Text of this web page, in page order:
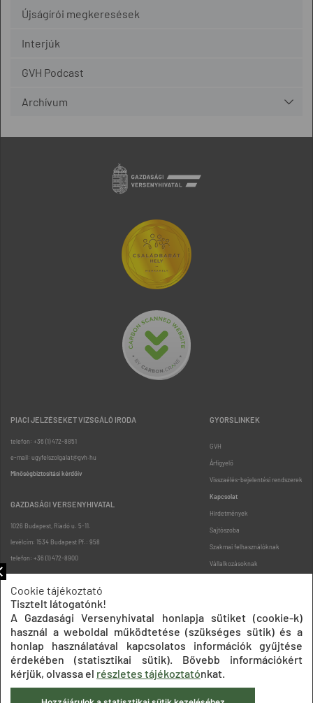
Újságírói megkeresések
Interjúk
GVH Podcast
Archívum
PIACI JELZÉSEKET VIZSGÁLÓ IRODA
telefon: +36 (1) 472-8851
e-mail: ugyfelszolgalat@gvh.hu
Minőségbiztosítási kérdőív
GAZDASÁGI VERSENYHIVATAL
1026 Budapest, Riadó u. 5-11.
levélcím: 1534 Budapest Pf.: 958
telefon: +36 (1) 472-8900
GYORSLINKEK
GVH
Árfigyelő
Visszaélés-bejelentési rendszerek
Kapcsolat
Hirdetmények
Sajtószoba
Szakmai felhasználóknak
Vállalkozásoknak
Oldaltérkép
Cookie tájékoztató
Tisztelt látogatónk!
A Gazdasági Versenyhivatal honlapja sütiket (cookie-k)
használ a weboldal működtetése (szükséges sütik) és a
honlap használatával kapcsolatos információk gyűjtése
érdekében (statisztikai sütik). Bővebb információkért
kérjük, olvassa el részletes tájékoztatónkat.